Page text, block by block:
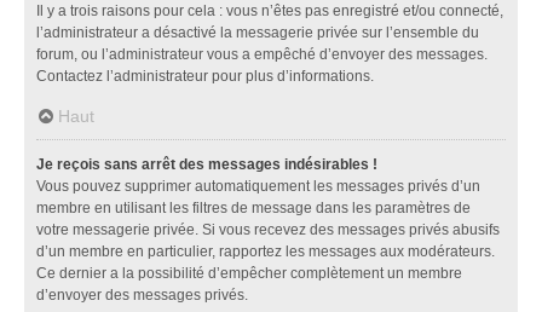
Il y a trois raisons pour cela : vous n’êtes pas enregistré et/ou connecté,
l’administrateur a désactivé la messagerie privée sur l’ensemble du
forum, ou l’administrateur vous a empêché d’envoyer des messages.
Contactez l’administrateur pour plus d’informations.
Haut
Je reçois sans arrêt des messages indésirables !
Vous pouvez supprimer automatiquement les messages privés d’un
membre en utilisant les filtres de message dans les paramètres de
votre messagerie privée. Si vous recevez des messages privés abusifs
d’un membre en particulier, rapportez les messages aux modérateurs.
Ce dernier a la possibilité d’empêcher complètement un membre
d’envoyer des messages privés.